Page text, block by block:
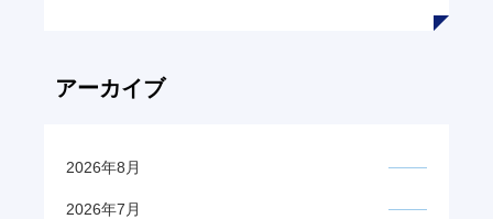
アーカイブ
2026年8月
2026年7月